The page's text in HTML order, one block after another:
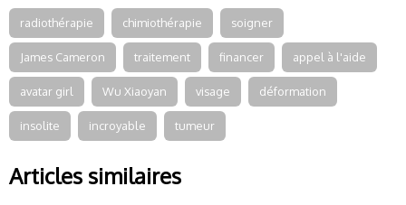
radiothérapie chimiothérapie soigner
James Cameron traitement financer appel à l'aide
avatar girl Wu Xiaoyan visage déformation
insolite incroyable tumeur
Articles similaires